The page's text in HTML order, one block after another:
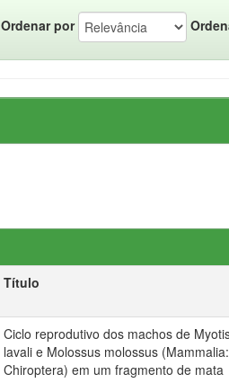
Ordenar por
Título
Ciclo reprodutivo dos machos de
lavali e Molossus molossus (Mammalia:
Chiroptera) em um fragmento de mata